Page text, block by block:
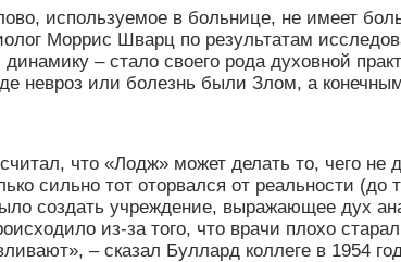
используемое в больнице, не имеет
Моррис Шварц по результатам
– стало своего рода духовной
невроз или болезнь были Злом, а
что «Лодж» может делать то, чего не
сильно тот оторвался от реальности
создать учреждение, выражающее дух
из-за того, что врачи плохо
», – сказал Буллард коллеге в 1954